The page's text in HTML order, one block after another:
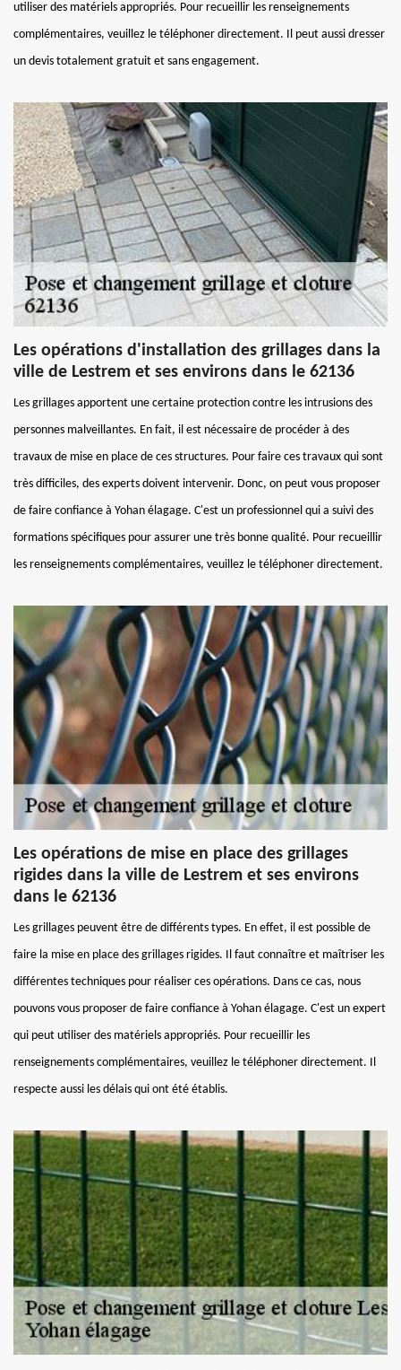
utiliser des matériels appropriés. Pour recueillir les renseignements
complémentaires, veuillez le téléphoner directement. Il peut aussi dresser
un devis totalement gratuit et sans engagement.
Les opérations d'installation des grillages dans la
ville de Lestrem et ses environs dans le 62136
Les grillages apportent une certaine protection contre les intrusions des
personnes malveillantes. En fait, il est nécessaire de procéder à des
travaux de mise en place de ces structures. Pour faire ces travaux qui sont
très difficiles, des experts doivent intervenir. Donc, on peut vous proposer
de faire confiance à Yohan élagage. C'est un professionnel qui a suivi des
formations spécifiques pour assurer une très bonne qualité. Pour recueillir
les renseignements complémentaires, veuillez le téléphoner directement.
Les opérations de mise en place des grillages
rigides dans la ville de Lestrem et ses environs
dans le 62136
Les grillages peuvent être de différents types. En effet, il est possible de
faire la mise en place des grillages rigides. Il faut connaître et maîtriser les
différentes techniques pour réaliser ces opérations. Dans ce cas, nous
pouvons vous proposer de faire confiance à Yohan élagage. C'est un expert
qui peut utiliser des matériels appropriés. Pour recueillir les
renseignements complémentaires, veuillez le téléphoner directement. Il
respecte aussi les délais qui ont été établis.